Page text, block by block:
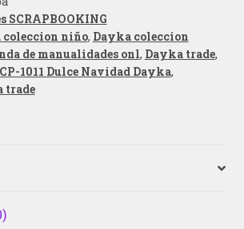
SCRAPBOOKING
coleccion niño, Dayka coleccion
de manualidades onl, Dayka trade,
1011 Dulce Navidad Dayka,
trade